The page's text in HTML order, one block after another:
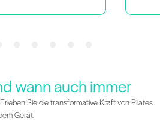
wann auch immer
Sie die transformative Kraft von Pilates
Gerät.